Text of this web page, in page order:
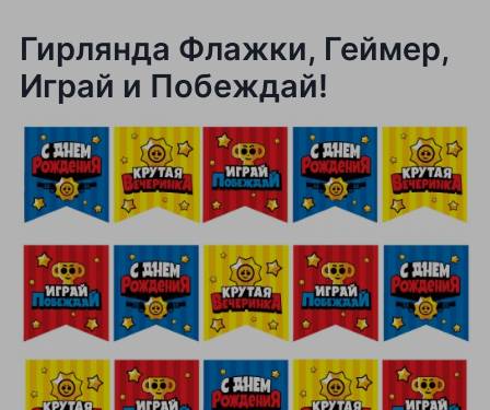
Гирлянда Флажки, Геймер,
Играй и Побеждай!